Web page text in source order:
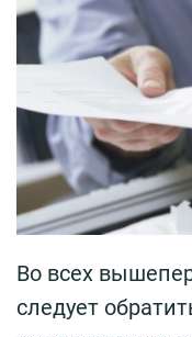
Во всех
следует